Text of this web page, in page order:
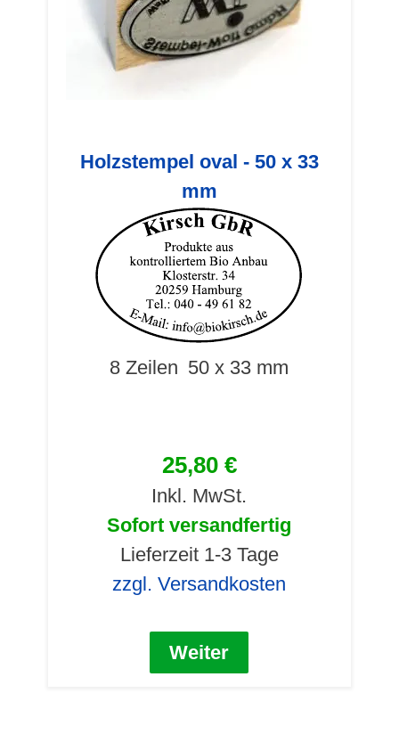
Holzstempel oval - 50 x 33
mm
8 Zeilen 50 x 33 mm
25,80 €
Inkl. MwSt.
Sofort versandfertig
Lieferzeit 1-3 Tage
zzgl. Versandkosten
Weiter